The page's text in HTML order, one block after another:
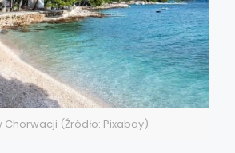
Chorwacji (Źródło: Pixabay)